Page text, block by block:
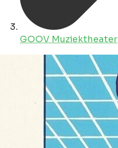
GOOV Muziektheater